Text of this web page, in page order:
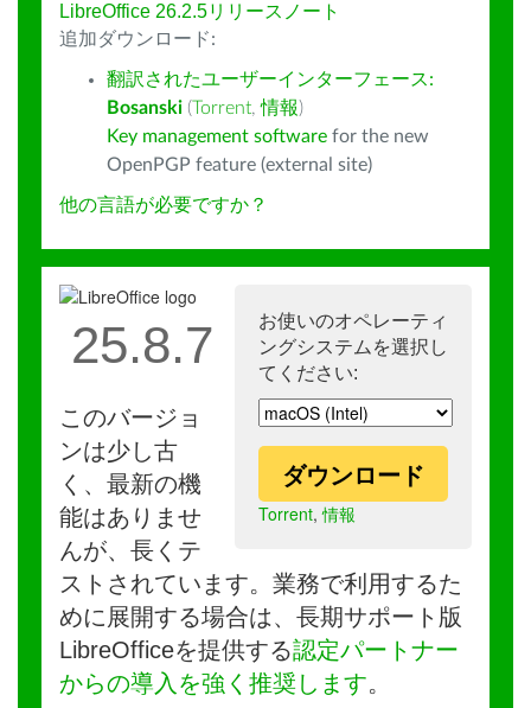
LibreOffice 26.2.5リリースノート
追加ダウンロード:
翻訳されたユーザーインターフェース:
Bosanski (Torrent,情報)
Key management software for the new
OpenPGP feature (external site)
他の言語が必要ですか？
お使いのオペレーティ
ングシステムを選択し
てください:
ダウンロード
Torrent,情報
25.8.7
このバージョ
ンは少し古
く、最新の機
能はありませ
んが、長くテ
ストされています。業務で利用するた
めに展開する場合は、長期サポート版
LibreOfficeを提供する認定パートナー
からの導入を強く推奨します。